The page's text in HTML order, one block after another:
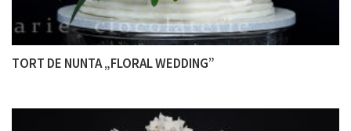
TORT DE NUNTA „FLORAL WEDDING”